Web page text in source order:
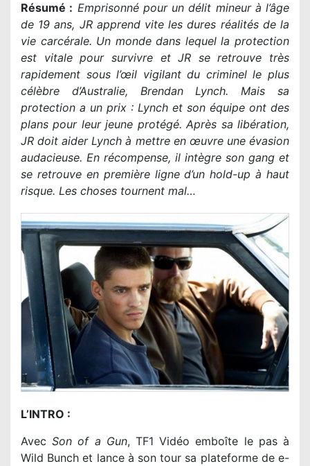
Résumé : Emprisonné pour un délit mineur à l’âge
de 19 ans, JR apprend vite les dures réalités de la
vie carcérale. Un monde dans lequel la protection
est vitale pour survivre et JR se retrouve très
rapidement sous l’œil vigilant du criminel le plus
célèbre d’Australie, Brendan Lynch. Mais sa
protection a un prix : Lynch et son équipe ont des
plans pour leur jeune protégé. Après sa libération,
JR doit aider Lynch à mettre en œuvre une évasion
audacieuse. En récompense, il intègre son gang et
se retrouve en première ligne d’un hold-up à haut
risque. Les choses tournent mal…
L’INTRO :
AvecSon of a Gun, TF1 Vidéo emboîte le pas à
Wild Bunch et lance à son tour sa plateforme de e-